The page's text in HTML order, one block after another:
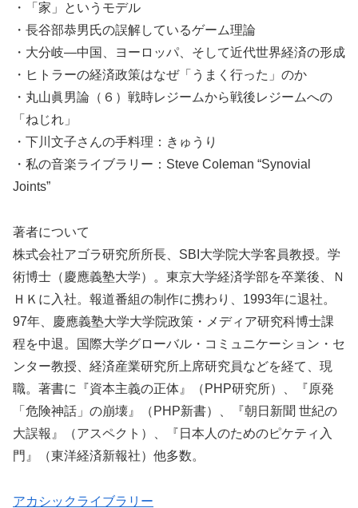
・「家」というモデル
・長谷部恭男氏の誤解しているゲーム理論
・大分岐―中国、ヨーロッパ、そして近代世界経済の形成
・ヒトラーの経済政策はなぜ「うまく行った」のか
・丸山眞男論（６）戦時レジームから戦後レジームへの
「ねじれ」
・下川文子さんの手料理：きゅうり
・私の音楽ライブラリー：Steve Coleman “Synovial
Joints”
著者について
株式会社アゴラ研究所所長、SBI大学院大学客員教授。学
術博士（慶應義塾大学）。東京大学経済学部を卒業後、Ｎ
ＨＫに入社。報道番組の制作に携わり、1993年に退社。
97年、慶應義塾大学大学院政策・メディア研究科博士課
程を中退。国際大学グローバル・コミュニケーション・セ
ンター教授、経済産業研究所上席研究員などを経て、現
職。著書に『資本主義の正体』（PHP研究所）、『原発
「危険神話」の崩壊』（PHP新書）、『朝日新聞 世紀の
大誤報』（アスペクト）、『日本人のためのピケティ入
門』（東洋経済新報社）他多数。
アカシックライブラリー